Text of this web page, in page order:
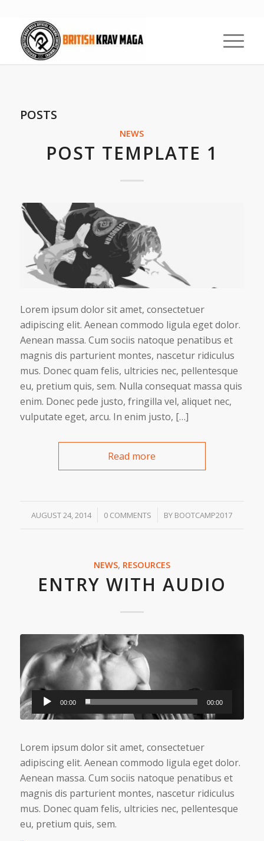
POSTS
NEWS
POST TEMPLATE 1
Lorem ipsum dolor sit amet, consectetuer
adipiscing elit. Aenean commodo ligula eget dolor.
Aenean massa. Cum sociis natoque penatibus et
magnis dis parturient montes, nascetur ridiculus
mus. Donec quam felis, ultricies nec, pellentesque
eu, pretium quis, sem. Nulla consequat massa quis
enim. Donec pede justo, fringilla vel, aliquet nec,
vulputate eget, arcu. In enim justo, […]
Read more
AUGUST 24, 2014
/ 0 COMMENTS
/ BY BOOTCAMP2017
NEWS, RESOURCES
ENTRY WITH AUDIO
00:00 00:00
Lorem ipsum dolor sit amet, consectetuer
adipiscing elit. Aenean commodo ligula eget dolor.
Aenean massa. Cum sociis natoque penatibus et
magnis dis parturient montes, nascetur ridiculus
mus. Donec quam felis, ultricies nec, pellentesque
eu, pretium quis, sem.